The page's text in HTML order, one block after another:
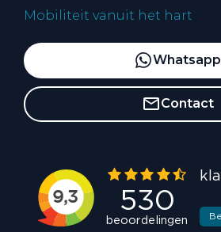
Mobiliteit vanuit het hart
Whatsapp
Contact